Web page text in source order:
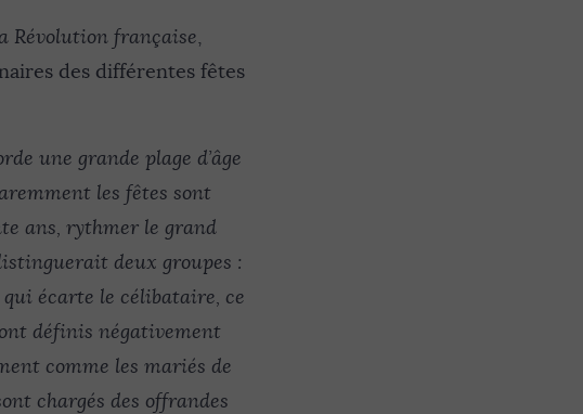
Révolution française,
des différentes fêtes
une grande plage d’âge
les fêtes sont
ans, rythmer le grand
deux groupes :
écarte le célibataire, ce
définis négativement
comme les mariés de
chargés des offrandes